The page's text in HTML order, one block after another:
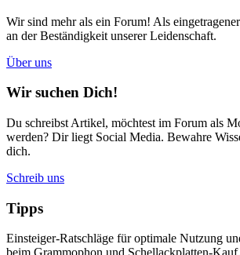
Wir sind mehr als ein Forum! Als
an der Beständigkeit unserer Leidenschaft.
Über uns
Wir suchen Dich!
Du schreibst Artikel, möchtest im Forum als
werden? Dir liegt Social Media. Bewahre
dich.
Schreib uns
Tipps
Einsteiger-Ratschläge für optimale Nutzung